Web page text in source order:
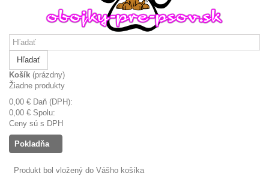
Hľadať
Košík (prázdny)
Žiadne produkty
0,00 € Daň (DPH):
0,00 € Spolu:
Ceny sú s DPH
Pokladňa
Produkt bol vložený do Vášho košíka